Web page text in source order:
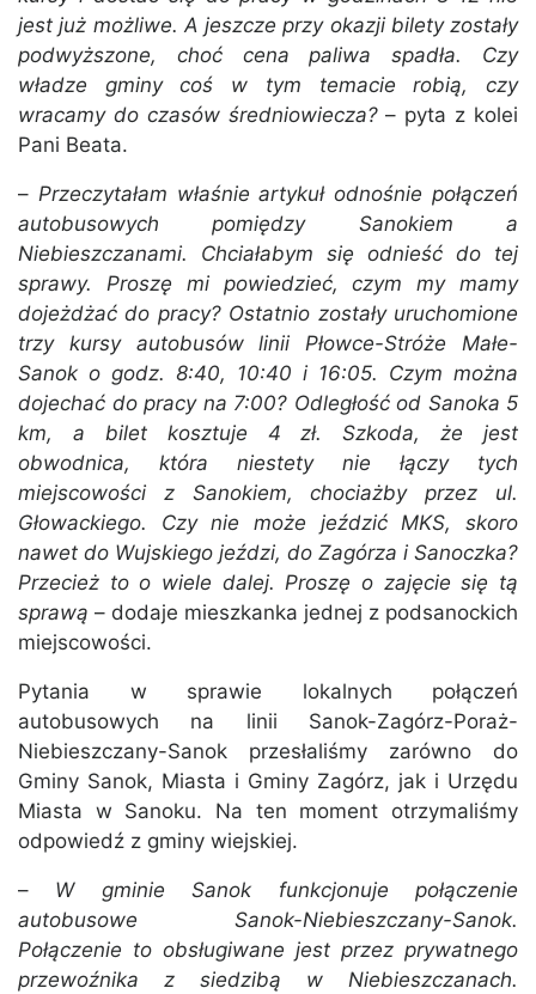
jest już możliwe. A jeszcze przy okazji bilety zostały
podwyższone, choć cena paliwa spadła. Czy
władze gminy coś w tym temacie robią, czy
wracamy do czasów średniowiecza?– pyta z kolei
Pani Beata.
– Przeczytałam właśnie artykuł odnośnie połączeń
autobusowych pomiędzy Sanokiem a
Niebieszczanami. Chciałabym się odnieść do tej
sprawy. Proszę mi powiedzieć, czym my mamy
dojeżdżać do pracy? Ostatnio zostały uruchomione
trzy kursy autobusów linii Płowce-Stróże Małe-
Sanok o godz. 8:40, 10:40 i 16:05. Czym można
dojechać do pracy na 7:00? Odległość od Sanoka 5
km, a bilet kosztuje 4 zł.Szkoda, że jest
obwodnica, która niestety nie łączy tych
miejscowości z Sanokiem, chociażby przez ul.
Głowackiego. Czy nie może jeździć MKS, skoro
nawet do Wujskiego jeździ, do Zagórza i Sanoczka?
Przecież to o wiele dalej. Proszę o zajęcie się tą
sprawą – dodaje mieszkanka jednej z podsanockich
miejscowości.
Pytania w sprawie lokalnych połączeń
autobusowych na linii Sanok-Zagórz-Poraż-
Niebieszczany-Sanok przesłaliśmy zarówno do
Gminy Sanok, Miasta i Gminy Zagórz, jak i Urzędu
Miasta w Sanoku. Na ten moment otrzymaliśmy
odpowiedź z gminy wiejskiej.
– W gminie Sanok funkcjonuje połączenie
autobusowe Sanok-Niebieszczany-Sanok.
Połączenie to obsługiwane jest przez prywatnego
przewoźnika z siedzibą w Niebieszczanach.